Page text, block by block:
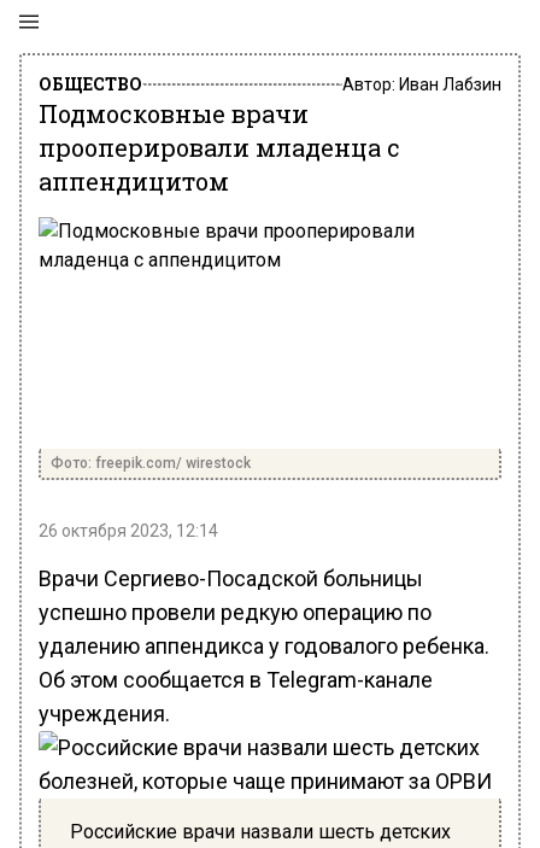
ОБЩЕСТВО Автор: Иван Лабзин
Подмосковные врачи
прооперировали младенца с
аппендицитом
Фото: freepik.com/ wirestock
26 октября 2023, 12:14
Врачи Сергиево-Посадской больницы
успешно провели редкую операцию по
удалению аппендикса у годовалого ребенка.
Об этом сообщается в Telegram-канале
учреждения.
Российские врачи назвали шесть детских